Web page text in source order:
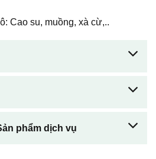
Cao su, muồng, xà cừ,..
phẩm dịch vụ